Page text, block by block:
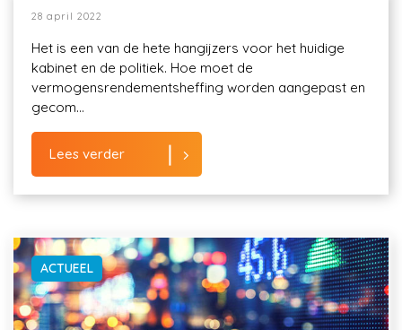
28 april 2022
Het is een van de hete hangijzers voor het huidige
kabinet en de politiek. Hoe moet de
vermogensrendementsheffing worden aangepast en
gecom...
Lees verder
ACTUEEL